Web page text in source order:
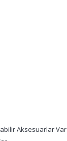
Aksesuarlar Var